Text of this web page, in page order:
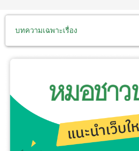
บทความเฉพาะเรื่อง